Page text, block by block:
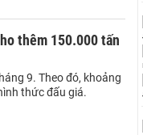
thêm 150.000 tấn
9. Theo đó, khoảng
thức đấu giá.